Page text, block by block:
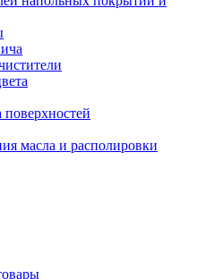
масла и располировки